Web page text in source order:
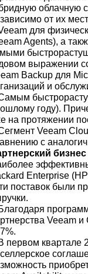
облачную
от их
для
Agents), а
выражении
Backup для
и
году).
на протяжении
Veeam
с
бизнес
Enterprise
поставок были
Veeam
первом квартале